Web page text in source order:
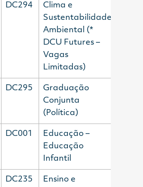
DC294
Clima e
Sustentabilidade
Ambiental (*
DCU Futures –
Vagas
Limitadas)
DC295
Graduação
Conjunta
(Política)
DC001
Educação –
Educação
Infantil
DC235
Ensino e